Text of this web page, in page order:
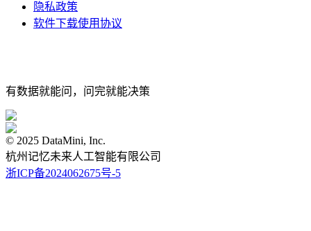
隐私政策
软件下载使用协议
有数据就能问，问完就能决策
© 2025 DataMini, Inc.
杭州记忆未来人工智能有限公司
浙ICP备2024062675号-5